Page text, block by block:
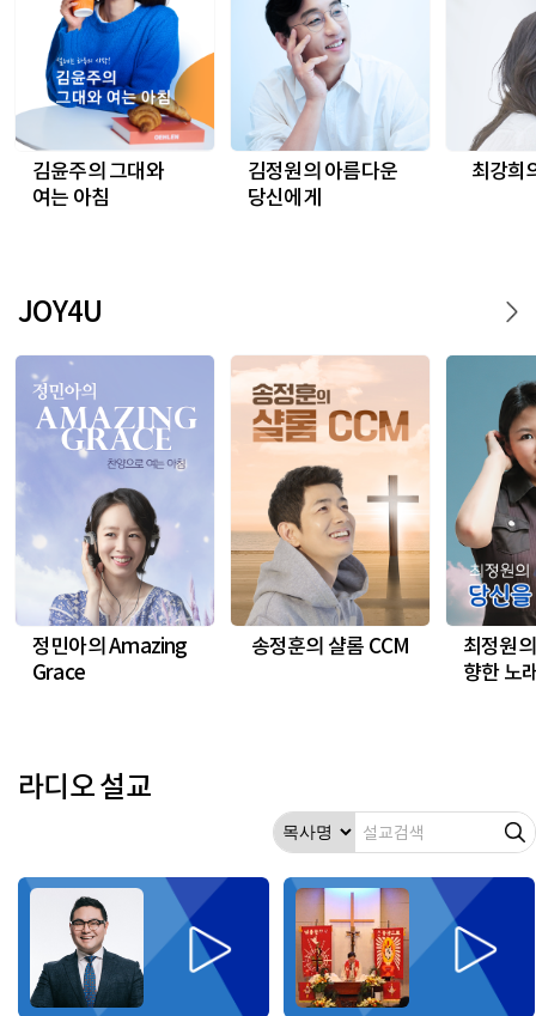
김윤주의 그대와
여는 아침
김정원의 아름다운
당신에게
최강희
JOY4U
정민아의 Amazing
Grace
송정훈의 샬롬 CCM
최정원
향한 노
라디오 설교